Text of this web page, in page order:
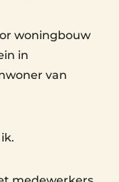
woningbouw
in
van